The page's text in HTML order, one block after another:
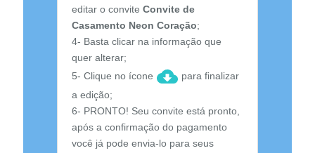
editar o convite Convite de
Casamento Neon Coração;
4- Basta clicar na informação que
quer alterar;
5- Clique no ícone
para finalizar
a edição;
6- PRONTO! Seu convite está pronto,
após a confirmação do pagamento
você já pode envia-lo para seus